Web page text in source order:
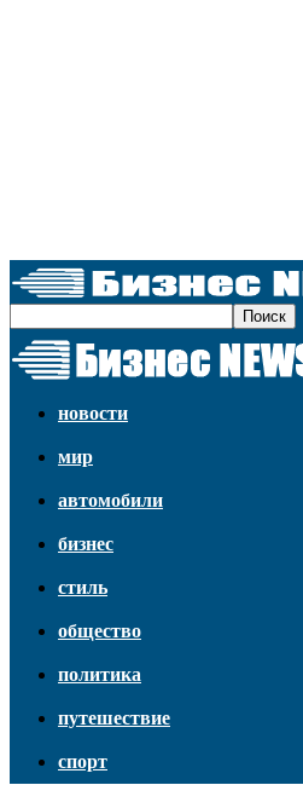
новости
мир
автомобили
бизнес
стиль
общество
политика
путешествие
спорт